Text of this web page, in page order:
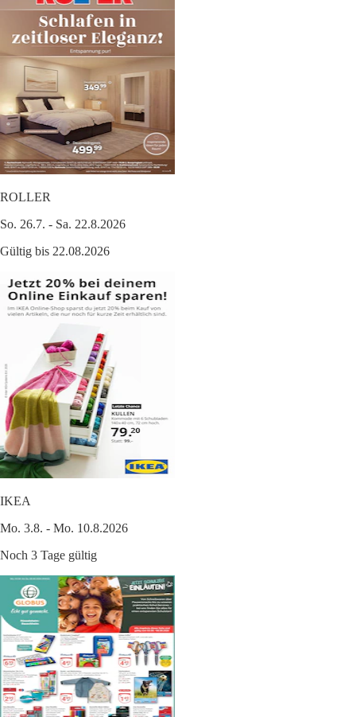
ROLLER
So. 26.7. - Sa. 22.8.2026
Gültig bis 22.08.2026
IKEA
Mo. 3.8. - Mo. 10.8.2026
Noch 3 Tage gültig